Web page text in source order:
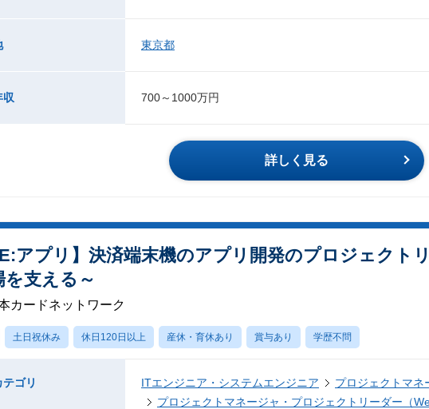
東京都
収 700～1000万円
詳しく見る
アプリ】決済端末機のアプリ開発のプロジェクト
を支える～
カードネットワーク
土日祝休み 休日120日以上 産休・育休あり 賞与あり 学歴不問
ゴリ ITエンジニア・システムエンジニア
プロジェクトマネ
プロジェクトマネージャ・プロジェクトリーダー（